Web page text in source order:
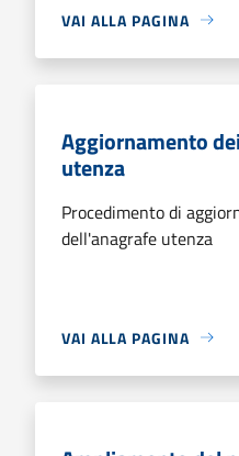
VAI ALLA PAGINA
Aggiornamento
utenza
Procedimento di
dell'anagrafe utenza
VAI ALLA PAGINA